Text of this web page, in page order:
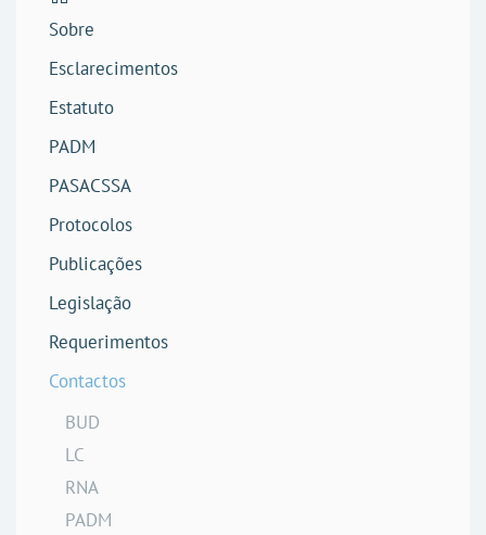
Sobre
Esclarecimentos
Estatuto
PADM
PASACSSA
Protocolos
Publicações
Legislação
Requerimentos
Contactos
BUD
LC
RNA
PADM